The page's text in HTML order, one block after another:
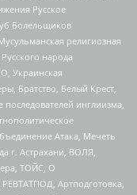
Русское
Болельщиков
религиозная
народа
Украинская
Братство, Белый Крест,
инглиизма,
Атака, Мечеть
г. Астрахани, ВОЛЯ,
ТОЙС, О
РЕВТАТПОД, Артподготовка,